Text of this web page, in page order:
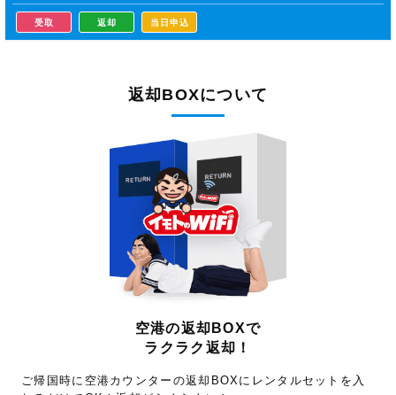
受取 返却 当日申込
返却BOXについて
空港の返却BOXで
ラクラク返却！
ご帰国時に空港カウンターの返却BOXにレンタルセットを入